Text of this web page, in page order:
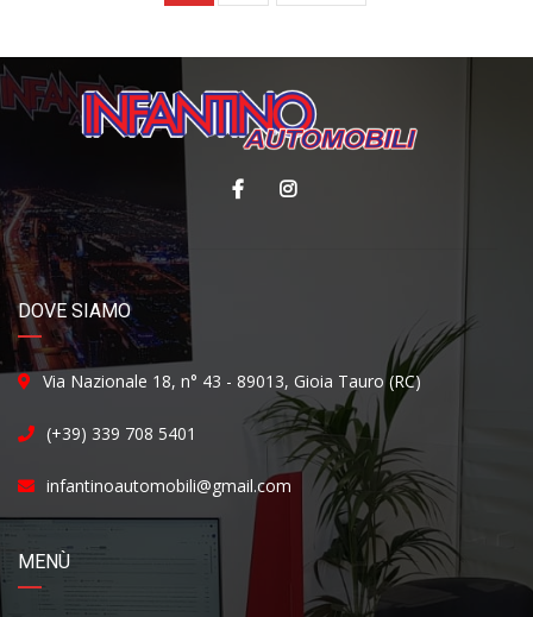
DOVE SIAMO
Via Nazionale 18, n° 43 - 89013, Gioia Tauro (RC)
(+39) 339 708 5401
infantinoautomobili@gmail.com
MENÙ